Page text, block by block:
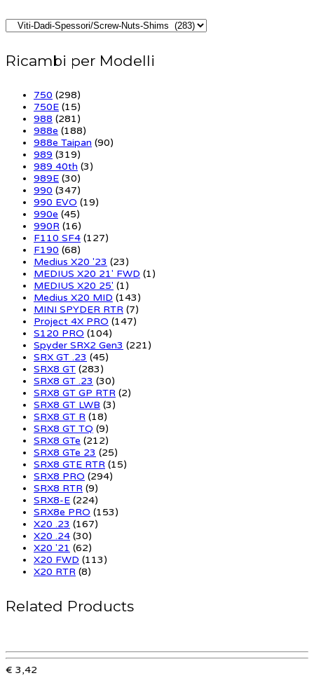
Ricambi per Modelli
750 (298)
750E (15)
988 (281)
988e (188)
988e Taipan (90)
989 (319)
989 40th (3)
989E (30)
990 (347)
990 EVO (19)
990e (45)
990R (16)
F110 SF4 (127)
F190 (68)
Medius X20 '23 (23)
MEDIUS X20 21' FWD (1)
MEDIUS X20 25' (1)
Medius X20 MID (143)
MINI SPYDER RTR (7)
Project 4X PRO (147)
S120 PRO (104)
Spyder SRX2 Gen3 (221)
SRX GT .23 (45)
SRX8 GT (283)
SRX8 GT .23 (30)
SRX8 GT GP RTR (2)
SRX8 GT LWB (3)
SRX8 GT R (18)
SRX8 GT TQ (9)
SRX8 GTe (212)
SRX8 GTe 23 (25)
SRX8 GTE RTR (15)
SRX8 PRO (294)
SRX8 RTR (9)
SRX8-E (224)
SRX8e PRO (153)
X20 .23 (167)
X20 .24 (30)
X20 '21 (62)
X20 FWD (113)
X20 RTR (8)
Related Products
€ 3,42